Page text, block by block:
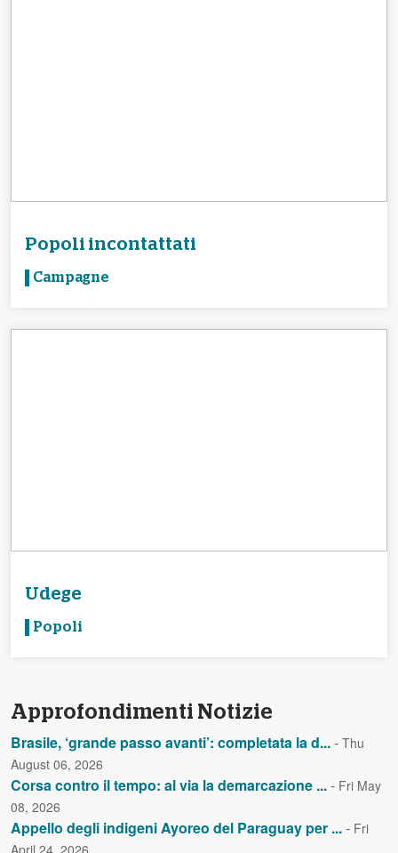
Popoli incontattati
Campagne
Udege
Popoli
Approfondimenti Notizie
Brasile, ‘grande passo avanti’: completata la d...- Thu
August 06, 2026
Corsa contro il tempo: al via la demarcazione ...- Fri May
08, 2026
Appello degli indigeni Ayoreo del Paraguay per ...- Fri